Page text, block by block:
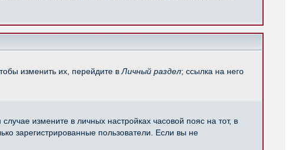
изменить их, перейдите в Личный раздел; ссылка на него
измените в личных настройках часовой пояс на тот, в
зарегистрированные пользователи. Если вы не